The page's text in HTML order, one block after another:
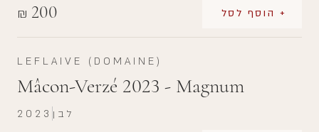
₪ 200 + הוסף לסל
LEFLAIVE (DOMAINE)
Mâcon-Verzé 2023 - Magnum
2023 לבן